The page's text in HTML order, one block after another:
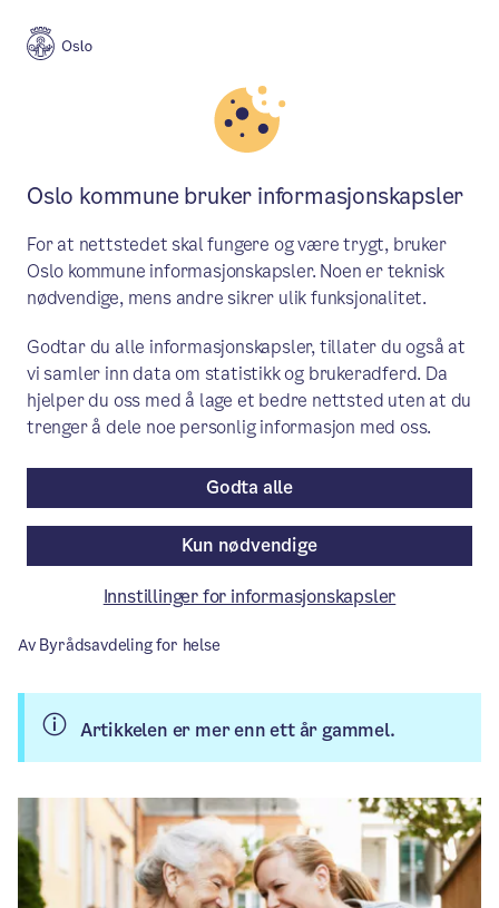
Første pårørendeundersøkelse i
hjemmetjenesten er
gjennomført
Flertallet av pårørende er fornøyde med
hjemmetjenesten i Oslo, men det er rom
for forbedringer. Den første
pårørendeundersøkelsen for
hjemmetjenesten er gjennomført, og
nesten 4000 personer svarte.
Av Byrådsavdeling for helse
Artikkelen er mer enn ett år gammel.
Oslo kommune bruker informasjonskapsler
For at nettstedet skal fungere og være trygt, bruker
Oslo kommune informasjonskapsler. Noen er teknisk
nødvendige, mens andre sikrer ulik funksjonalitet.
Godtar du alle informasjonskapsler, tillater du også at
vi samler inn data om statistikk og brukeradferd. Da
hjelper du oss med å lage et bedre nettsted uten at du
trenger å dele noe personlig informasjon med oss.
Kun nødvendige
Godta alle
Innstillinger for informasjonskapsler